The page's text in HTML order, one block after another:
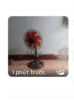
1 phút trước 1